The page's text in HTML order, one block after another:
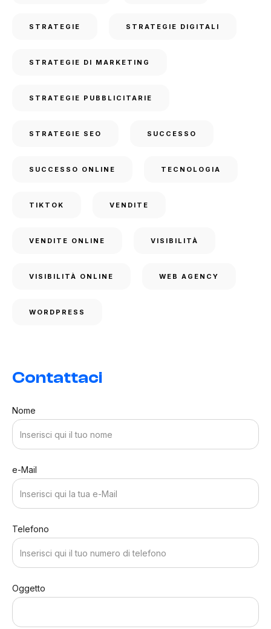
STRATEGIE STRATEGIE DIGITALI
STRATEGIE DI MARKETING
STRATEGIE PUBBLICITARIE
STRATEGIE SEO SUCCESSO
SUCCESSO ONLINE TECNOLOGIA
TIKTOK VENDITE
VENDITE ONLINE VISIBILITÀ
VISIBILITÀ ONLINE WEB AGENCY
WORDPRESS
Contattaci
Nome
e-Mail
Telefono
Oggetto